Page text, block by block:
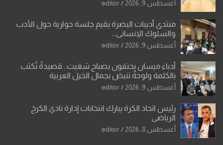
أغسطس 9, 2026 editor
منتدى أديبات البصرة يقيم جلسة حوارية حول الأدب
والسلوك الإنساني…
أغسطس 9, 2026 editor
أدباء ميسان يحتفون بصباح شغيت.. قصيدةٌ تُكتب
بالكلمة ولوحةٌ تنبض بجمال الخيل العربية
أغسطس 9, 2026 editor
رئيس اتحاد الكرة يبارك انتخابات إدارة نادي الكرخ
الرياضي
أغسطس 8, 2026 editor